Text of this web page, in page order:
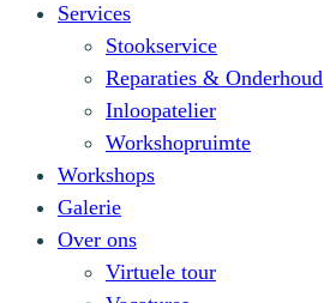
Services
Stookservice
Reparaties & Onderhoud
Inloopatelier
Workshopruimte
Workshops
Galerie
Over ons
Virtuele tour